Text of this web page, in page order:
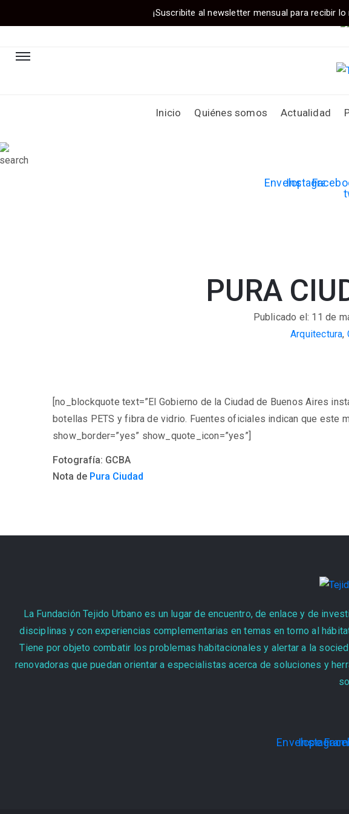
Inicio Quiénes somos Actualidad
EnvelopeInstagram
PURA
Publicado el: 11 de
Arquitectura,
[no_blockquote text=”El Gobierno de la Ciudad de Buenos Aires
botellas PETS y fibra de vidrio. Fuentes oficiales indican que este
show_border=”yes” show_quote_icon=”yes”]
Fotografía: GCBA
Nota de Pura Ciudad
La Fundación Tejido Urbano es un lugar de encuentro, de enlace y de
disciplinas y con experiencias complementarias en temas en torno al
Tiene por objeto combatir los problemas habitacionales y alertar a la
renovadoras que puedan orientar a especialistas acerca de soluciones y
EnvelopeInstagram
¡Suscribite al newsletter mensual para recibir